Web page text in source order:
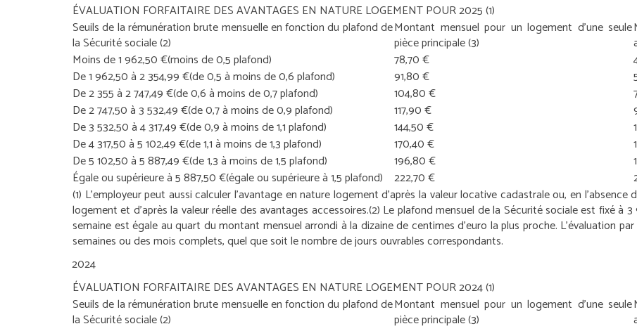
ÉVALUATION FORFAITAIRE DES AVANTAGES EN NATURE LOGEMENT POUR 2025(1)
Seuils de la rémunération brute mensuelle en fonction du plafond de
la Sécurité sociale(2)
Montant mensuel pour un logement d’une seule
pièce principale(3)
Moins de 1 962,50 €(moins de 0,5 plafond) 78,70 €
De 1 962,50 à 2 354,99 €(de 0,5 à moins de 0,6 plafond) 91,80 €
De 2 355 à 2 747,49 €(de 0,6 à moins de 0,7 plafond) 104,80 €
De 2 747,50 à 3 532,49 €(de 0,7 à moins de 0,9 plafond) 117,90 €
De 3 532,50 à 4 317,49 €(de 0,9 à moins de 1,1 plafond) 144,50 €
De 4 317,50 à 5 102,49 €(de 1,1 à moins de 1,3 plafond) 170,40 €
De 5 102,50 à 5 887,49 €(de 1,3 à moins de 1,5 plafond) 196,80 €
Égale ou supérieure à 5 887,50 €(égale ou supérieure à 1,5 plafond) 222,70 €
(1) L’employeur peut aussi calculer l’avantage en nature logement d’après la valeur locative cadastrale ou, en l’absence
logement et d’après la valeur réelle des avantages accessoires.(2) Le plafond mensuel de la Sécurité sociale est fixé à
semaine est égale au quart du montant mensuel arrondi à la dizaine de centimes d’euro la plus proche. L’évaluation
semaines ou des mois complets, quel que soit le nombre de jours ouvrables correspondants.
2024
ÉVALUATION FORFAITAIRE DES AVANTAGES EN NATURE LOGEMENT POUR 2024(1)
Seuils de la rémunération brute mensuelle en fonction du plafond de
la Sécurité sociale(2)
Montant mensuel pour un logement d’une seule
pièce principale(3)